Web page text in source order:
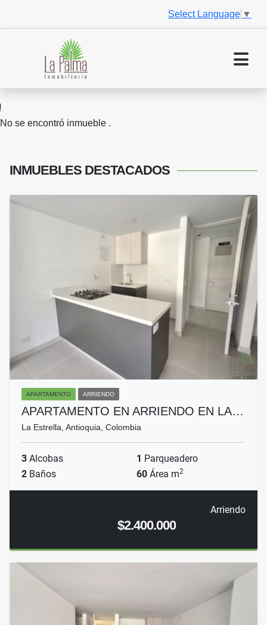
Select Language ▼
No se encontró inmueble .
INMUEBLES DESTACADOS
APARTAMENTO ARRIENDO
APARTAMENTO EN ARRIENDO EN LA…
La Estrella, Antioquia, Colombia
3 Alcobas 1 Parqueadero
2 Baños 60 Área m2
Arriendo
$2.400.000